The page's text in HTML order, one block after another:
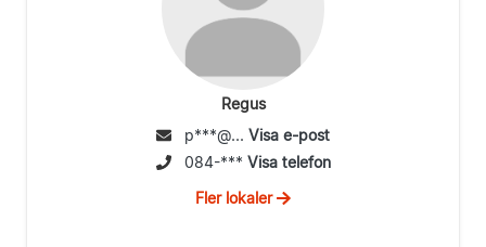
Regus
p***@... Visa e-post
084-*** Visa telefon
Fler lokaler